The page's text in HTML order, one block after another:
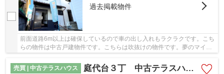
過去掲載物件
前面道路6m以上は確保しているので車の出し入れもラクラクです。こち
らの物件は中古戸建物件です。こちらは吹抜けの物件です。夢のマイホ
ームである一戸建てを泉北高速鉄道泉ケ丘付近...
売買 | 中古テラスハウス
庭代台３丁 中古テラスハウス